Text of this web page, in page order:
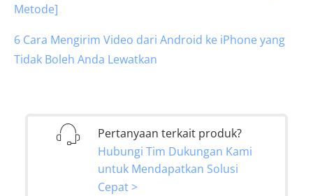
Metode]
6 Cara Mengirim Video dari Android ke iPhone yang
Tidak Boleh Anda Lewatkan
Pertanyaan terkait produk?
Hubungi Tim Dukungan Kami
untuk Mendapatkan Solusi
Cepat >